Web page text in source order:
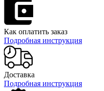
Как оплатить заказ
Подробная инструкция
Доставка
Подробная инструкция